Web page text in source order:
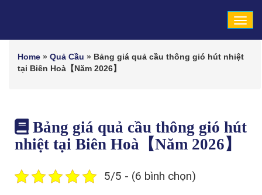
Home » Quả Cầu » Bảng giá quả cầu thông gió hút nhiệt
tại Biên Hoà【Năm 2026】
Bảng giá quả cầu thông gió hút
nhiệt tại Biên Hoà【Năm 2026】
5/5 - (6 bình chọn)